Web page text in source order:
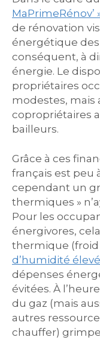
MaPrimeRénov’
de rénovation
énergétique
conséquent, à
énergie. Le
propriétaires
modestes, mais
copropriétaires
bailleurs.
Grâce à ces
français est peu
cependant un
thermiques »
Pour les
énergivores,
thermique (froid
d’humidité élevé
dépenses
évitées. À
du gaz (mais
autres
chauffer)